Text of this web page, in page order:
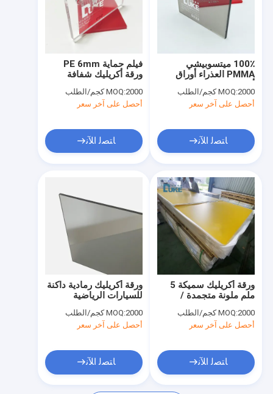
المنتجات
جولة في المعمل
ضبط الجودة
اتصل بنا
أخبار
طلب اقتباس
فيلم حماية PE 6mm
ورقة أكريليك شفافة
للطقس
MOQ:2000 كجم/الطلب
أحصل على آخر سعر
ﺎﺘﺼﻟ ﺍﻶﻧ
100٪ ميتسوبيشي
PMMA العذراء أوراق
2440MM
MOQ:2000 كجم/الطلب
أحصل على آخر سعر
ﺎﺘﺼﻟ ﺍﻶﻧ
ورقة أكريليك رمادية داكنة
للسيارات الرياضية
MOQ:2000 كجم/الطلب
أحصل على آخر سعر
ﺎﺘﺼﻟ ﺍﻶﻧ
ورقة أكريليك سميكة 5
ملم ملونة متجمدة /
18 × 24 24 × 36 للعرض
MOQ:2000 كجم/الطلب
أحصل على آخر سعر
ﺎﺘﺼﻟ ﺍﻶﻧ